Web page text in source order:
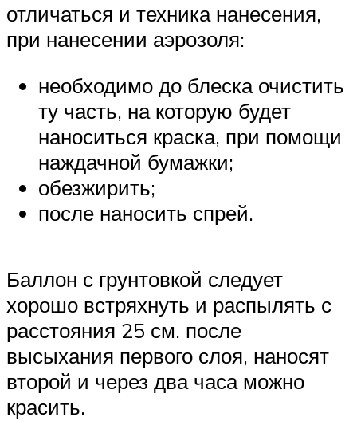
отличаться и техника нанесения,
при нанесении аэрозоля:
необходимо до блеска очистить
ту часть, на которую будет
наноситься краска, при помощи
наждачной бумажки;
обезжирить;
после наносить спрей.
Баллон с грунтовкой следует
хорошо встряхнуть и распылять с
расстояния 25 см. после
высыхания первого слоя, наносят
второй и через два часа можно
красить.